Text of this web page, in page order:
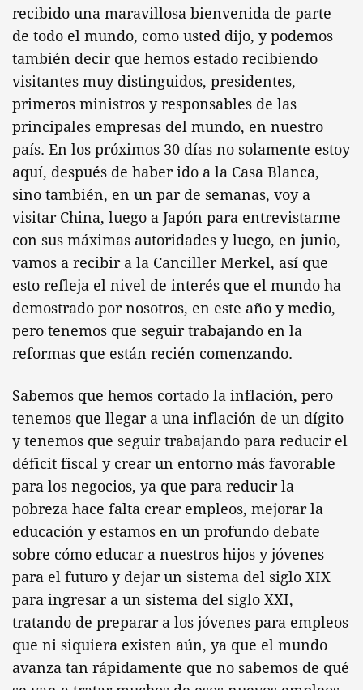
recibido una maravillosa bienvenida de parte
de todo el mundo, como usted dijo, y podemos
también decir que hemos estado recibiendo
visitantes muy distinguidos, presidentes,
primeros ministros y responsables de las
principales empresas del mundo, en nuestro
país. En los próximos 30 días no solamente estoy
aquí, después de haber ido a la Casa Blanca,
sino también, en un par de semanas, voy a
visitar China, luego a Japón para entrevistarme
con sus máximas autoridades y luego, en junio,
vamos a recibir a la Canciller Merkel, así que
esto refleja el nivel de interés que el mundo ha
demostrado por nosotros, en este año y medio,
pero tenemos que seguir trabajando en la
reformas que están recién comenzando.
Sabemos que hemos cortado la inflación, pero
tenemos que llegar a una inflación de un dígito
y tenemos que seguir trabajando para reducir el
déficit fiscal y crear un entorno más favorable
para los negocios, ya que para reducir la
pobreza hace falta crear empleos, mejorar la
educación y estamos en un profundo debate
sobre cómo educar a nuestros hijos y jóvenes
para el futuro y dejar un sistema del siglo XIX
para ingresar a un sistema del siglo XXI,
tratando de preparar a los jóvenes para empleos
que ni siquiera existen aún, ya que el mundo
avanza tan rápidamente que no sabemos de qué